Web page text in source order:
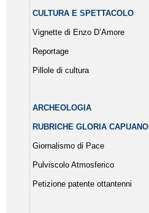
CULTURA E SPETTACOLO
Vignette di Enzo D’Amore
Reportage
Pillole di cultura
ARCHEOLOGIA
RUBRICHE GLORIA CAPUANO
Giornalismo di Pace
Pulviscolo Atmosferico
Petizione patente ottantenni